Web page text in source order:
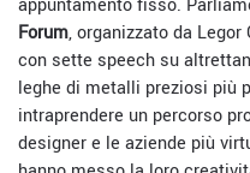
appuntamento fisso.
Forum, organizzato da Legor
con sette speech su
leghe di metalli preziosi più
intraprendere un percorso
designer e le aziende più